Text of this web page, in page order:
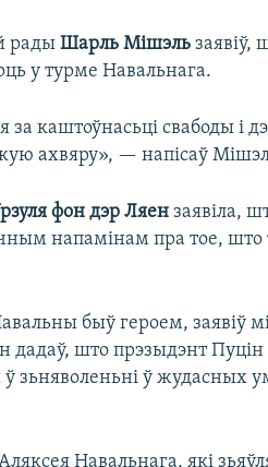
радыШарль Мішэльзаявіў,
у турме Навальнага.
каштоўнасьці свабоды і
ахвяру», — напісаў
фон дэр Ляен заявіла,
напамінам пра тое, што
быў героем, заявіў
дадаў, што прэзыдэнт Пуцін
ў зьняволеньні ў жудасных
Навальнага, які